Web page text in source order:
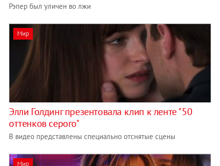
Рэпер был уличен во лжи
Мир
Элли Голдинг презентовала клип к ленте "50
оттенков серого"
В видео представлены специально отснятые сцены
Мир